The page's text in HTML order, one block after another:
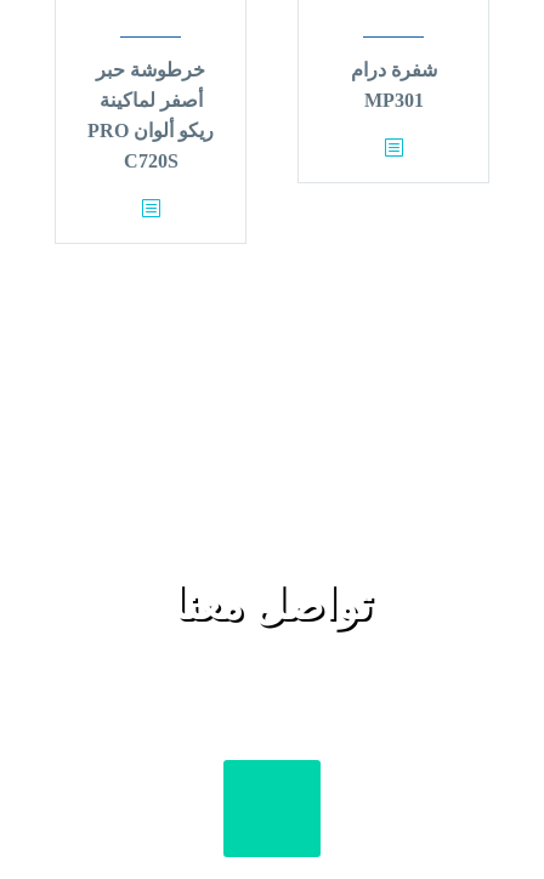
شفرة درام
MP301
خرطوشة حبر
أصفر لماكينة
ريكو ألوان PRO
C720S
تواصل معنا